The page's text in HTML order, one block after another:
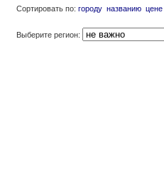
Сортировать по: городу названию цене
Выберите регион: